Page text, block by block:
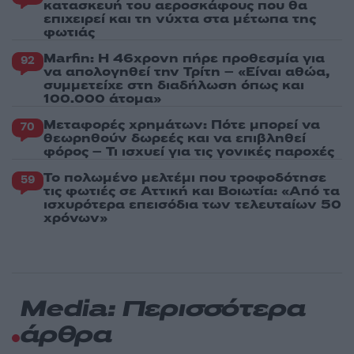
κατασκευή του αεροσκάφους που θα
επιχειρεί και τη νύχτα στα μέτωπα της
φωτιάς
92 Marfin: Η 46χρονη πήρε προθεσμία για
να απολογηθεί την Τρίτη – «Είναι αθώα,
συμμετείχε στη διαδήλωση όπως και
100.000 άτομα»
70 Μεταφορές χρημάτων: Πότε μπορεί να
θεωρηθούν δωρεές και να επιβληθεί
φόρος – Τι ισχυεί για τις γονικές παροχές
59 Το πολωμένο μελτέμι που τροφοδότησε
τις φωτιές σε Αττική και Βοιωτία: «Από τα
ισχυρότερα επεισόδια των τελευταίων 50
χρόνων»
Media: Περισσότερα
άρθρα